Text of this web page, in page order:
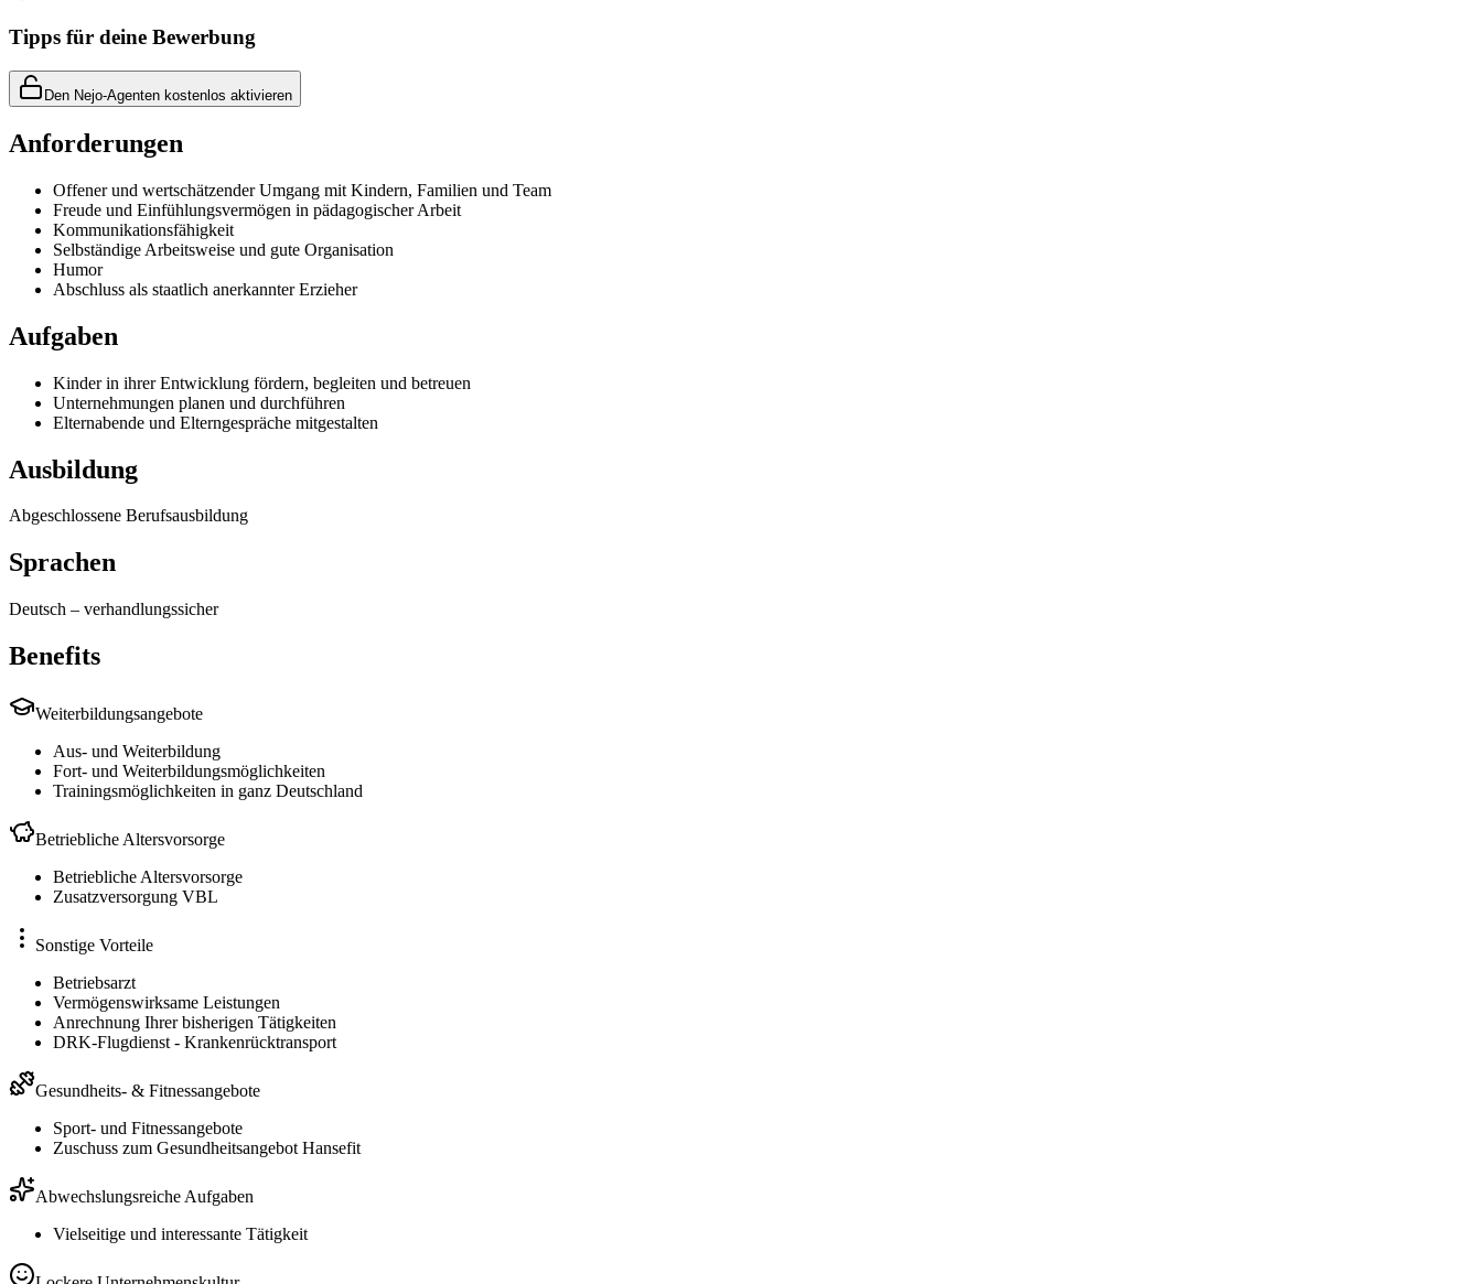
Tipps für deine Bewerbung
Den Nejo-Agenten kostenlos aktivieren
Anforderungen
Offener und wertschätzender Umgang mit Kindern, Familien und Team
Freude und Einfühlungsvermögen in pädagogischer Arbeit
Kommunikationsfähigkeit
Selbständige Arbeitsweise und gute Organisation
Humor
Abschluss als staatlich anerkannter Erzieher
Aufgaben
Kinder in ihrer Entwicklung fördern, begleiten und betreuen
Unternehmungen planen und durchführen
Elternabende und Elterngespräche mitgestalten
Ausbildung
Abgeschlossene Berufsausbildung
Sprachen
Deutsch – verhandlungssicher
Benefits
Weiterbildungsangebote
Aus- und Weiterbildung
Fort- und Weiterbildungsmöglichkeiten
Trainingsmöglichkeiten in ganz Deutschland
Betriebliche Altersvorsorge
Betriebliche Altersvorsorge
Zusatzversorgung VBL
Sonstige Vorteile
Betriebsarzt
Vermögenswirksame Leistungen
Anrechnung Ihrer bisherigen Tätigkeiten
DRK-Flugdienst - Krankenrücktransport
Gesundheits- & Fitnessangebote
Sport- und Fitnessangebote
Zuschuss zum Gesundheitsangebot Hansefit
Abwechslungsreiche Aufgaben
Vielseitige und interessante Tätigkeit